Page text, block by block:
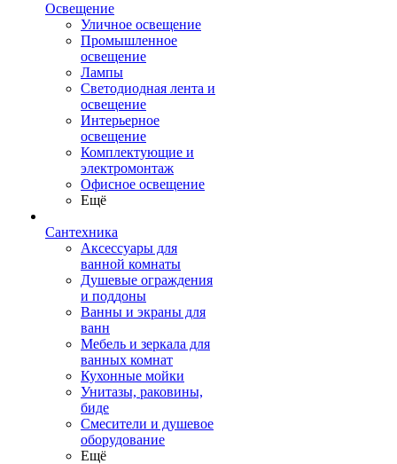
Освещение
Уличное освещение
Промышленное
освещение
Лампы
Светодиодная лента и
освещение
Интерьерное
освещение
Комплектующие и
электромонтаж
Офисное освещение
Ещё
Сантехника
Аксессуары для
ванной комнаты
Душевые ограждения
и поддоны
Ванны и экраны для
ванн
Мебель и зеркала для
ванных комнат
Кухонные мойки
Унитазы, раковины,
биде
Смесители и душевое
оборудование
Ещё